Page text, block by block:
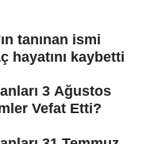
tanınan ismi
hayatını kaybetti
3 Ağustos
Vefat Etti?